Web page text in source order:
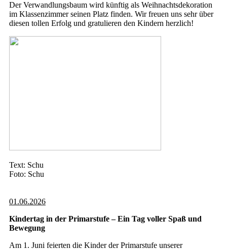
Der Verwandlungsbaum wird künftig als Weihnachtsdekoration
im Klassenzimmer seinen Platz finden. Wir freuen uns sehr über
diesen tollen Erfolg und gratulieren den Kindern herzlich!
Text: Schu
Foto: Schu
01.06.2026
Kindertag in der Primarstufe – Ein Tag voller Spaß und
Bewegung
Am 1. Juni feierten die Kinder der Primarstufe unserer